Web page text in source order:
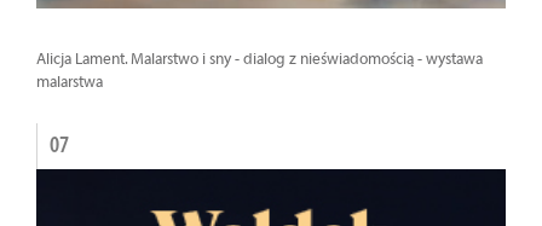
Alicja Lament. Malarstwo i sny - dialog z nieświadomością - wystawa
malarstwa
07